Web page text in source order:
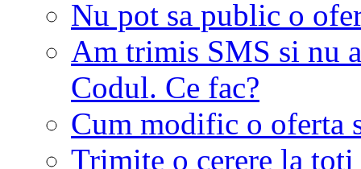
Nu pot sa public o
Am trimis SMS si nu
Codul. Ce fac?
Cum modific o oferta
Trimite o cerere la